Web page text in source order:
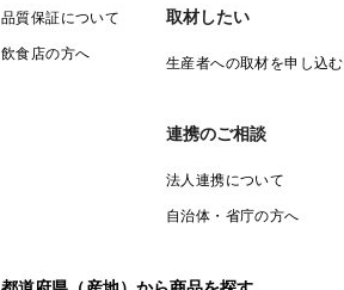
品質保証について
飲食店の方へ
取材したい
生産者への取材を申し込む
連携のご相談
法人連携について
自治体・省庁の方へ